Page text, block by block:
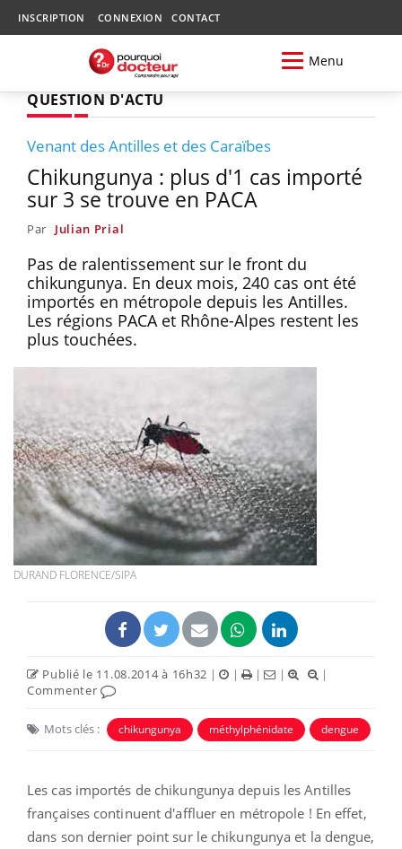
INSCRIPTION CONNEXION CONTACT
Menu
QUESTION D'ACTU
Venant des Antilles et des Caraïbes
Chikungunya : plus d'1 cas importé
sur 3 se trouve en PACA
Par Julian Prial
Pas de ralentissement sur le front du
chikungunya. En deux mois, 240 cas ont été
importés en métropole depuis les Antilles.
Les régions PACA et Rhône-Alpes restent les
plus touchées.
DURAND FLORENCE/SIPA
Publié le 11.08.2014 à 16h32 | | | |
|
Commenter
Mots clés : chikungunya méthylphénidate dengue
Les cas importés de chikungunya depuis les Antilles
françaises continuent d'affluer en métropole ! En effet,
dans son dernier point sur le chikungunya et la dengue,